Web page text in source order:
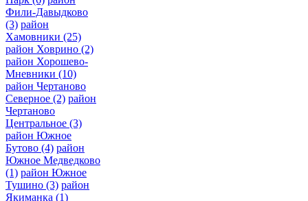
Фили-Давыдково
(3) район
Хамовники (25)
район Ховрино (2)
район Хорошево-
Мневники (10)
район Чертаново
Северное (2) район
Чертаново
Центральное (3)
район Южное
Бутово (4) район
Южное Медведково
(1) район Южное
Тушино (3) район
Якиманка (1)